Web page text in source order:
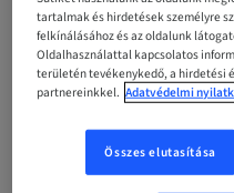
Nyelv
German
Pontok
0.00 Pontok
tartalmak és hirdetések személyre
felkínálásához és az oldalunk
Oldalhasználattal kapcsolatos
területén tevékenykedő, a hirdetési
partnereinkkel. Adatvédelmi
Összes elutasítása